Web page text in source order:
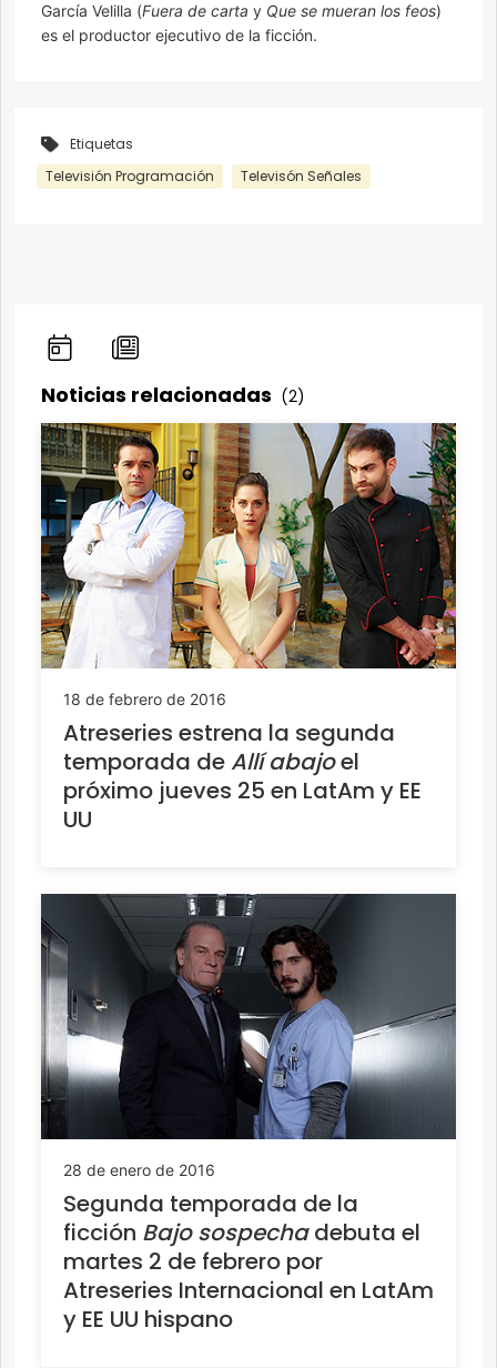
García Velilla (Fuera de carta y Que se mueran los feos)
es el productor ejecutivo de la ficción.
Etiquetas
Televisión Programación
Televisón Señales
Noticias relacionadas (2)
18 de febrero de 2016
Atreseries estrena la segunda
temporada de Allí abajoel
próximo jueves 25 en LatAm y EE
UU
28 de enero de 2016
Segunda temporada de la
ficción Bajo sospechadebuta el
martes 2 de febrero por
Atreseries Internacional en LatAm
y EE UU hispano